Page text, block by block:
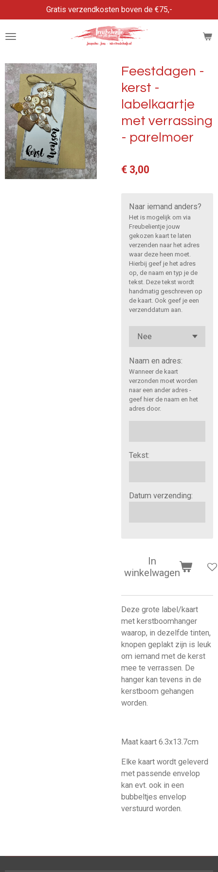
direct
naar
Gratis verzendkosten boven de €75,-
Feestdagen -
kerst -
labelkaartje
met verrassing
- parelmoer
€ 3,00
Naar iemand anders?
Het is mogelijk om via
Freubelientje jouw
gekozen kaart te laten
verzenden naar het adres
waar deze heen moet.
Hierbij geef je het adres
op, de naam en typ je de
tekst. Deze tekst wordt
handmatig geschreven op
de kaart. Ook geef je een
verzenddatum aan.
Naam en adres:
Wanneer de kaart
verzonden moet worden
naar een ander adres -
geef hier de naam en het
adres door.
Tekst:
Datum verzending:
In
winkelwagen
Deze grote label/kaart
met kerstboomhanger
waarop, in dezelfde tinten,
knopen geplakt zijn is leuk
om iemand met de kerst
mee te verrassen. De
hanger kan tevens in de
kerstboom gehangen
worden.
Maat kaart 6.3x13.7cm
Elke kaart wordt geleverd
met passende envelop
kan evt. ook in een
bubbeltjes envelop
verstuurd worden.